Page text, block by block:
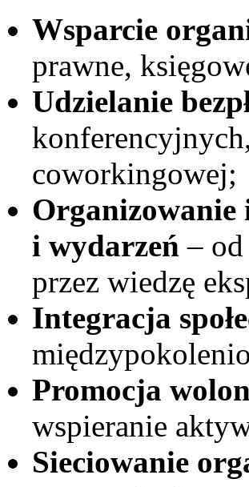
Wsparcie
prawne,
Udzielanie
coworkingowej;
Organizowanie
i wydarzeń –
przez wiedzę
Integracja
Promocja
wspieranie
Sieciowanie